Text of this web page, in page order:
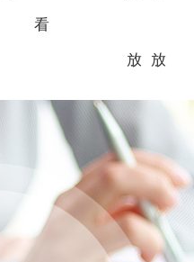
看
放 放